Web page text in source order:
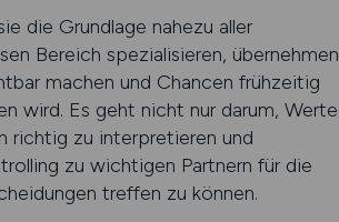
die Grundlage nahezu aller
Bereich spezialisieren, übernehmen
machen und Chancen frühzeitig
wird. Es geht nicht nur darum, Werte
richtig zu interpretieren und
zu wichtigen Partnern für die
treffen zu können.